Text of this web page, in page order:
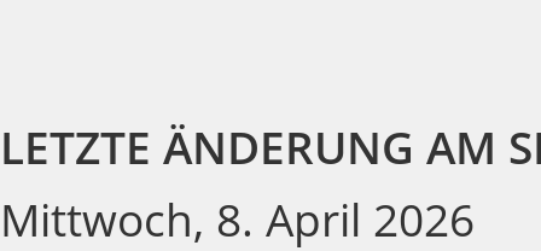
LETZTE ÄNDERUNG AM
Mittwoch, 8. April 2026